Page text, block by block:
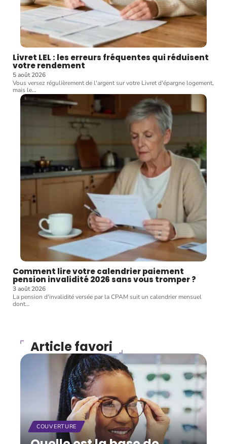
Livret LEL : les erreurs fréquentes qui réduisent
votre rendement
5 août 2026
Vous versez régulièrement de l'argent sur votre Livret d'épargne logement,
mais le…
Comment lire votre calendrier paiement
pension invalidité 2026 sans vous tromper ?
3 août 2026
La pension d'invalidité versée par la CPAM suit un calendrier mensuel
dont…
Article favori
COUVERTURE